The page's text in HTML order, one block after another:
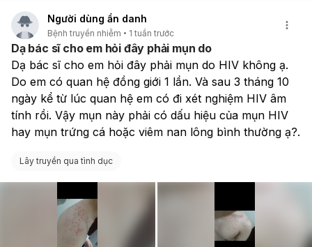
Tránh tiếp xúc khi đang có vết loét, chảy máu ở miệng
Dùng bao cao su/màng chắn miệng khi có quan hệ tình
dục
Tiêm phòng HPV, viêm gan A và B nếu chưa tiêm Nếu
em muốn, anh/chị có thể giải thích thêmnhững bệnh
nào lây qua hôn, ôm, quan hệ miệngđể em dễ phân
biệt hơn.
Người dùng ẩn danh
Bệnh truyền nhiễm 1 tuần trước
Dạ bác sĩ cho em hỏi đây phải mụn do
Dạ bác sĩ cho em hỏi đây phải mụn do HIV không ạ.
Do em có quan hệ đồng giới 1 lần. Và sau 3 tháng 10
ngày kể từ lúc quan hệ em có đi xét nghiệm HIV âm
tính rồi. Vậy mụn này phải có dấu hiệu của mụn HIV
hay mụn trứng cá hoặc viêm nan lông bình thường ạ?.
Lây truyền qua tình dục